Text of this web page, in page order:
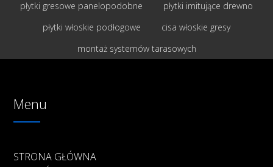
płytki gresowe panelopodobne
płytki imitujące drewno
płytki włoskie podłogowe
cisa włoskie gresy
montaż systemów tarasowych
Menu
STRONA GŁÓWNA